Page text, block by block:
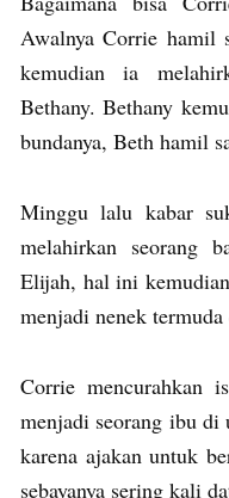
Awalnya Corrie hamil
kemudian ia
Bethany. Bethany
bundanya, Beth hamil
Minggu lalu kabar
melahirkan seorang
Elijah, hal ini
menjadi nenek
Corrie mencurahkan
menjadi seorang ibu di
karena ajakan untuk
sebayanya sering kali